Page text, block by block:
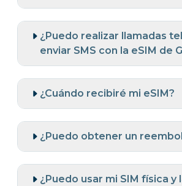
¿Puedo realizar llamadas
enviar SMS con la eSIM de
¿Cuándo recibiré mi eSIM?
¿Puedo obtener un
¿Puedo usar mi SIM física y